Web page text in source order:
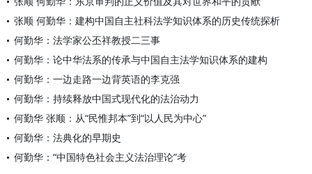
张顺 何勤华：建构中国自主社科法学知识体系的历史传统探析
何勤华：法学家公丕祥教授二三事
何勤华：论中华法系的传承与中国自主法学知识体系的建构
何勤华：一边走路一边背英语的李克强
何勤华：持续释放中国式现代化的法治动力
何勤华 张顺：从“民惟邦本”到“以人民为中心”
何勤华：法典化的早期史
何勤华：“中国特色社会主义法治理论”考